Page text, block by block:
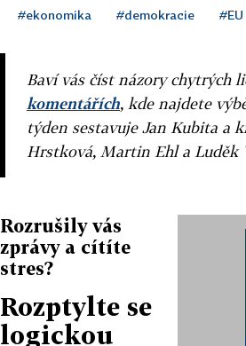
#ekonomika #demokracie #EU
Baví vás číst názory chytrých
komentářích, kde najdete
týden sestavuje Jan Kubita a
Hrstková, Martin Ehl a Luděk
Rozrušily vás
zprávy a cítíte
stres?
Rozptylte se
logickou